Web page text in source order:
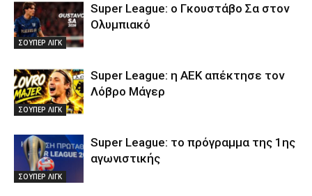
ΣΟΥΠΕΡ ΛΙΓΚ
Super League: ο Γκουστάβο Σα στον
Ολυμπιακό
ΣΟΥΠΕΡ ΛΙΓΚ
Super League: η ΑΕΚ απέκτησε τον
Λόβρο Μάγερ
ΣΟΥΠΕΡ ΛΙΓΚ
Super League: το πρόγραμμα της 1ης
αγωνιστικής